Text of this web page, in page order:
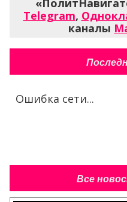
Telegram,
каналы
Ошибка сети...
Все